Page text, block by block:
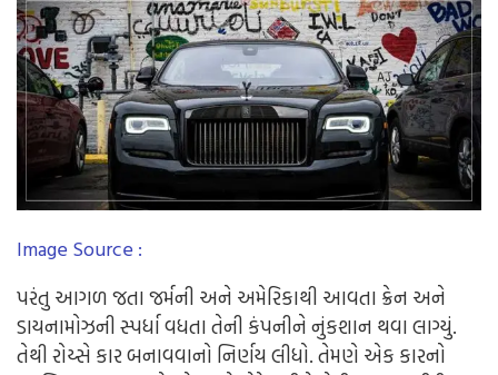
Image Source :
પરંતુઆગળજતાજર્મની અને અમેરિકાથી આવતા ક્રેન અને
ડાયનામોઝનીસ્પર્ધાવધતાતેની કંપનીનેનુંકશાન થવાલાગ્યું.
તેથીરોય્સે કારબનાવવાનો નિર્ણયલીધો.તેમણે એક કારનો